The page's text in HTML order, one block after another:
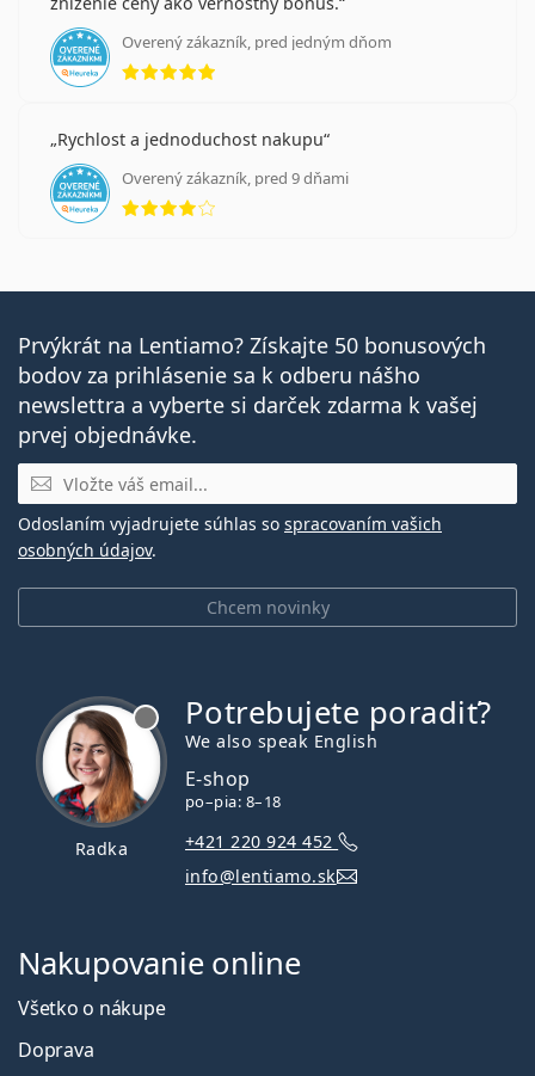
Overený zákazník, pred jedným dňom
hodnotenie 5 z 5
Rychlost a jednoduchost nakupu
Overený zákazník, pred 9 dňami
hodnotenie 4 z 5
Prvýkrát na Lentiamo? Získajte 50 bonusových
bodov za prihlásenie sa k odberu nášho
newslettra a vyberte si darček zdarma k vašej
prvej objednávke.
E-mail
Chcem novinky
Odoslaním vyjadrujete súhlas so spracovaním vašich
osobných údajov.
Radka
Potrebujete poradiť?
We also speak English
E-shop
po–pia: 8–18
+421 220 924 452
info@lentiamo.sk
Nakupovanie online
Všetko o nákupe
Doprava